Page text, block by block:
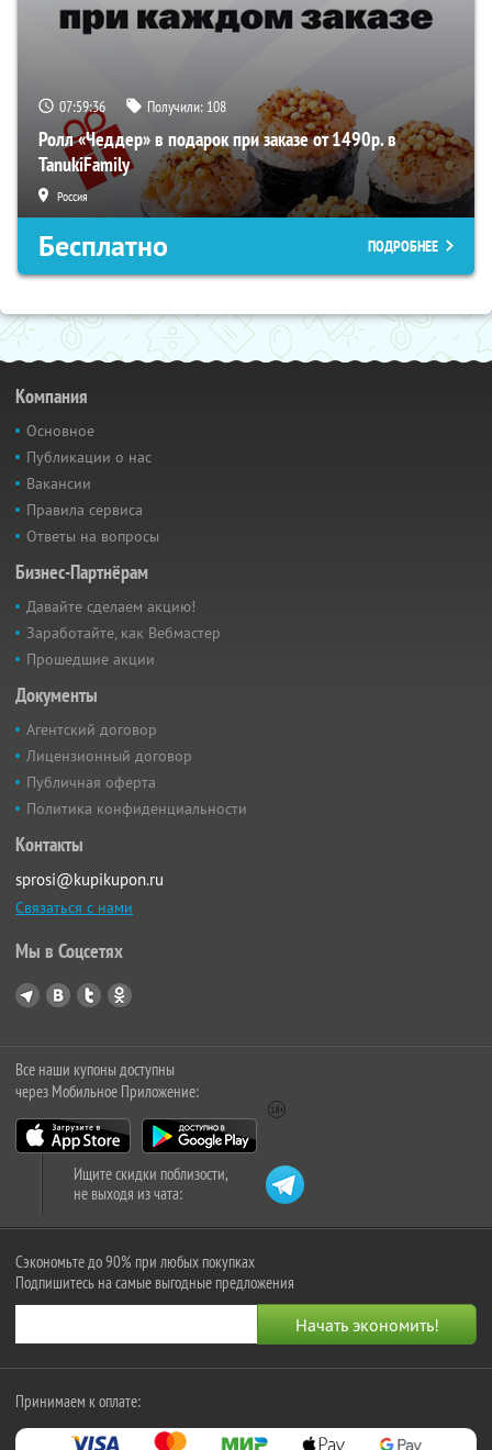
07:59:36 Получили: 108
Ролл «Чеддер» в подарок при заказе от 1490р. в
TanukiFamily
Россия
Бесплатно ПОДРОБНЕЕ
Компания
Основное
Публикации о нас
Вакансии
Правила сервиса
Ответы на вопросы
Бизнес-Партнёрам
Давайте сделаем акцию!
Заработайте, как Вебмастер
Прошедшие акции
Документы
Агентский договор
Лицензионный договор
Публичная оферта
Политика конфиденциальности
Контакты
sprosi@kupikupon.ru
Связаться с нами
Мы в Соцсетях
Все наши купоны доступны
через Мобильное Приложение:
Ищите скидки поблизости,
не выходя из чата:
Сэкономьте до 90% при любых покупках
Подпишитесь на самые выгодные предложения
Принимаем к оплате: